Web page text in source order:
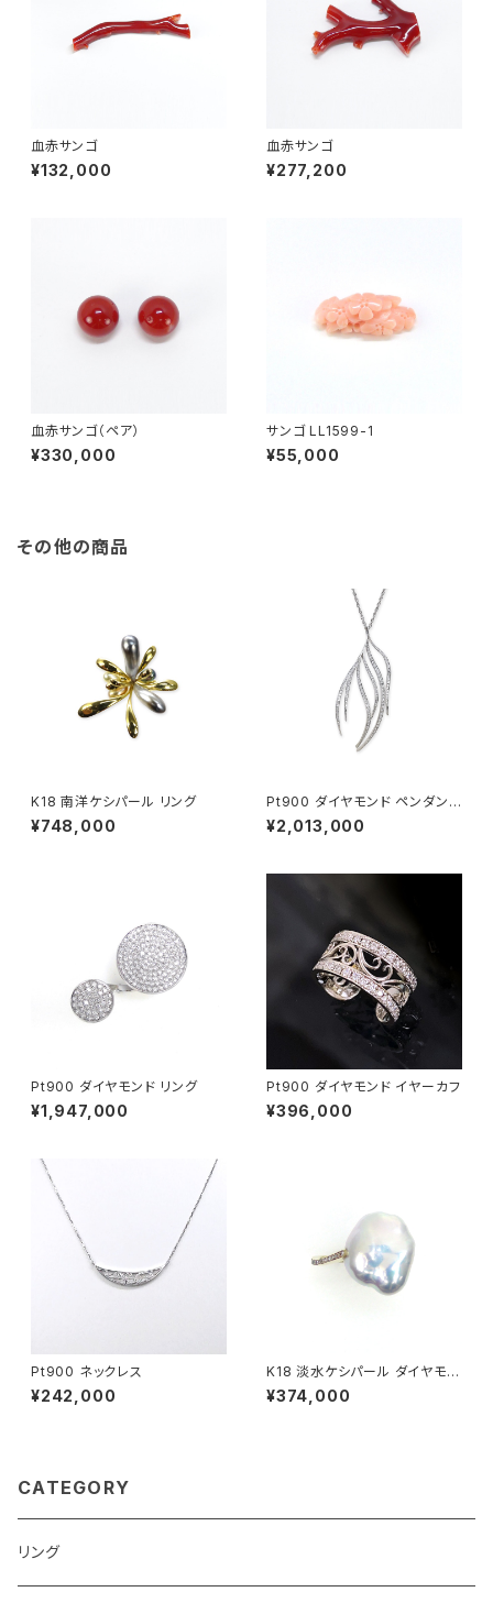
血赤サンゴ
¥132,000
血赤サンゴ
¥277,200
血赤サンゴ（ペア）
¥330,000
サンゴ LL1599-1
¥55,000
その他の商品
K18 南洋ケシパール リング
¥748,000
Pt900 ダイヤモンド ペンダント
ネックレス
¥2,013,000
Pt900 ダイヤモンド リング
¥1,947,000
Pt900 ダイヤモンド イヤーカフ
¥396,000
Pt900 ネックレス
¥242,000
K18 淡水ケシパール ダイヤモン
ド リング
¥374,000
CATEGORY
リング